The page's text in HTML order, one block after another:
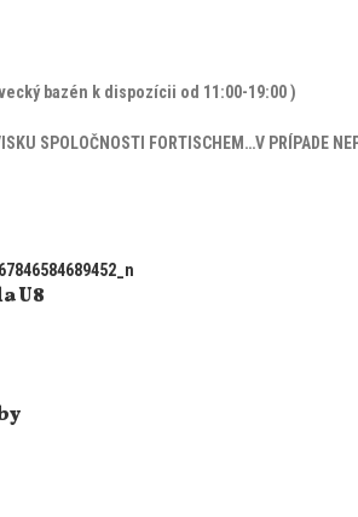
bazén k dispozícii od 11:00-19:00 )
SPOLOČNOSTI FORTISCHEM…V PRÍPADE
U8